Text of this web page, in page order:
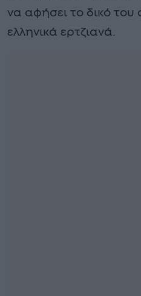
να αφήσει το δικό
ελληνικά ερτζιανά.